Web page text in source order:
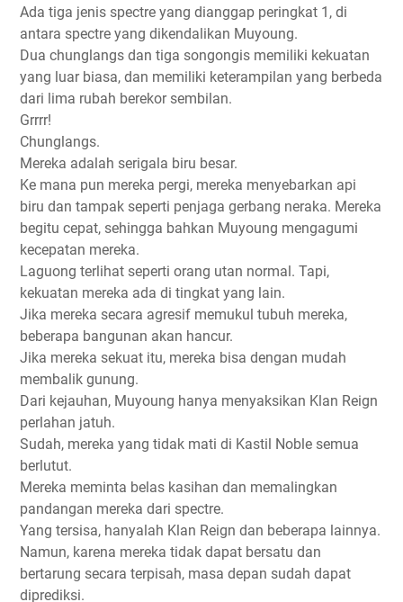
Ada tiga jenis spectre yang dianggap peringkat 1, di
antara spectre yang dikendalikan Muyoung.
Dua chunglangs dan tiga songongis memiliki kekuatan
yang luar biasa, dan memiliki keterampilan yang berbeda
dari lima rubah berekor sembilan.
Grrrr!
Chunglangs.
Mereka adalah serigala biru besar.
Ke mana pun mereka pergi, mereka menyebarkan api
biru dan tampak seperti penjaga gerbang neraka. Mereka
begitu cepat, sehingga bahkan Muyoung mengagumi
kecepatan mereka.
Laguong terlihat seperti orang utan normal. Tapi,
kekuatan mereka ada di tingkat yang lain.
Jika mereka secara agresif memukul tubuh mereka,
beberapa bangunan akan hancur.
Jika mereka sekuat itu, mereka bisa dengan mudah
membalik gunung.
Dari kejauhan, Muyoung hanya menyaksikan Klan Reign
perlahan jatuh.
Sudah, mereka yang tidak mati di Kastil Noble semua
berlutut.
Mereka meminta belas kasihan dan memalingkan
pandangan mereka dari spectre.
Yang tersisa, hanyalah Klan Reign dan beberapa lainnya.
Namun, karena mereka tidak dapat bersatu dan
bertarung secara terpisah, masa depan sudah dapat
diprediksi.